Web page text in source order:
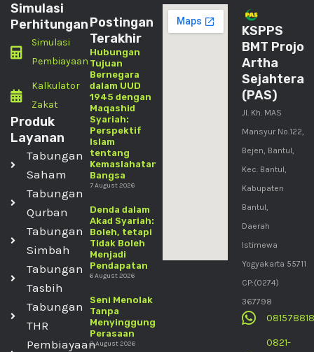
Simulasi
Perhitungan
Simulasi
Pembiayaan
Kalkulator
Zakat
Produk
Layanan
Tabungan
Saham
Tabungan
Qurban
Tabungan
Simbah
Tabungan
Tasbih
Tabungan
THR
Pembiayaan
Postingan
Terakhir
Hubungan
Tujuan
Bernegara
dalam UUD
1945 dengan
Maqashid
Syariah:
Perspektif
Islam
tentang
Kemaslahatan
Bangsa
7 August 2026
Denda dalam
Akad Syariah:
Boleh, tetapi
Tidak Boleh
Menjadi
Pendapatan
6 August 2026
Seni Menolak
Tanpa
Menyinggung
Perasaan
3 August 2026
KSPPS
BMT Projo
Artha
Sejahtera
(PAS)
Jl. Kh. MAS
Mansyur No.122,
Bejen, Bantul,
Kec. Bantul,
Kabupaten
Bantul,
Daerah
Istimewa
Yogyakarta 55711
CP:(0274)
367798
0821-